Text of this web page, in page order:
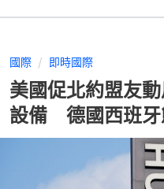
國際 即時國際
美國促北約盟友
設備 德國西班牙